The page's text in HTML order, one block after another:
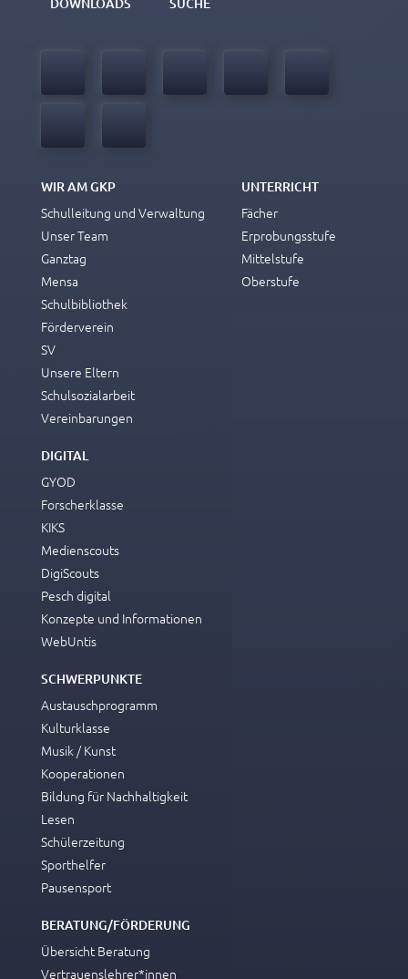
WIR AM GKP
Schulleitung und Verwaltung
Unser Team
Ganztag
Mensa
Schulbibliothek
Förderverein
SV
Unsere Eltern
Schulsozialarbeit
Vereinbarungen
UNTERRICHT
Fächer
Erprobungsstufe
Mittelstufe
Oberstufe
DIGITAL
GYOD
Forscherklasse
KIKS
Medienscouts
DigiScouts
Pesch digital
Konzepte und Informationen
WebUntis
SCHWERPUNKTE
Austauschprogramm
Kulturklasse
Musik / Kunst
Kooperationen
Bildung für Nachhaltigkeit
Lesen
Schülerzeitung
Sporthelfer
Pausensport
BERATUNG/FÖRDERUNG
Übersicht Beratung
Vertrauenslehrer*innen